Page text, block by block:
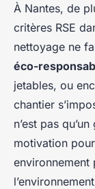
À Nantes, de
critères RSE
nettoyage ne
éco-
jetables, ou
chantier
n’est pas
motivation
environnement